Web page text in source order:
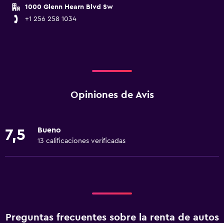
1000 Glenn Hearn Blvd Sw
+1 256 258 1034
Opiniones de Avis
7,5 Bueno
13 calificaciones verificadas
Preguntas frecuentes sobre la renta de autos